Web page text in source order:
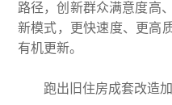
路径，创新群众满意度高
新模式，更快速度、更高
有机更新。
跑出旧住房成套改造